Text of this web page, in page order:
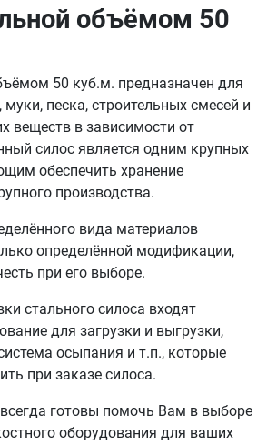
объёмом 50
50 куб.м. предназначен для
песка, строительных смесей и
веществ в зависимости от
силос является одним крупных
обеспечить хранение
производства.
вида материалов
определённой модификации,
при его выборе.
стального силоса входят
для загрузки и выгрузки,
осыпания и т.п., которые
при заказе силоса.
готовы помочь Вам в выборе
оборудования для ваших